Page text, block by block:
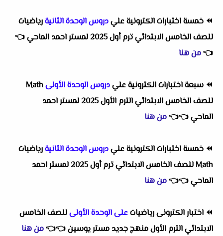
⏪ خمسة اختبارات الكترونية عليدروس الوحدة الثانيةرياضيات
للصف الخامس الابتدائي ترم أول 2025 لمستر احمد الماحي
👈
👈من هنا
⏪ سبعة اختبارات الكترونية عليدروس الوحدة الأولىMath
للصف الخامس الابتدائي الترم الأول 2025 لمستر احمد
الماحي👈
👈من هنا
⏪ خمسة اختبارات الكترونية عليدروس الوحدة الثانيةرياضيات
Math للصف الخامس الابتدائي ترم أول 2025 لمستر احمد
الماحي👈
👈من هنا
⏪ اختبار الكترونى رياضياتعلى الوحدة الأولىللصف الخامس
الابتدائي الترم الأول منهج جديد مستر يوسين👈
👈من هنا